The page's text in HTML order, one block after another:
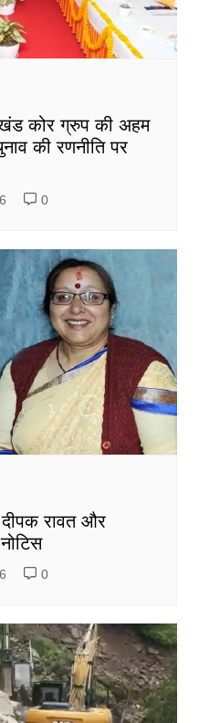
कोर ग्रुप की अहम
की रणनीति पर
0
रावत और
0